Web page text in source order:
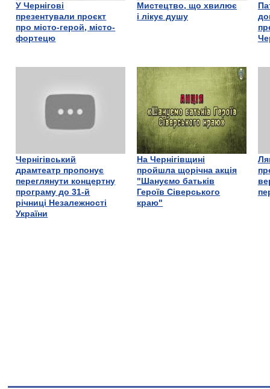
У Чернігові
презентували проєкт
про місто-герой, місто-
фортецю
Мистецтво, що хвилює
і лікує душу
Чернігівський
драмтеатр пропонує
переглянути концертну
програму до 31-й
річниці Незалежності
України
На Чернігівщині
пройшла щорічна акція
"Шануємо батьків
Героїв Сіверського
краю"